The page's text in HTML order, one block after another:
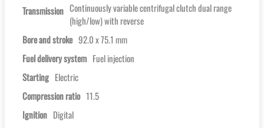
Transmission Continuously variable centrifugal clutch dual range
(high/low) with reverse
Bore and stroke 92.0 x 75.1 mm
Fuel delivery system Fuel injection
Starting Electric
Compression ratio 11.5
Ignition Digital